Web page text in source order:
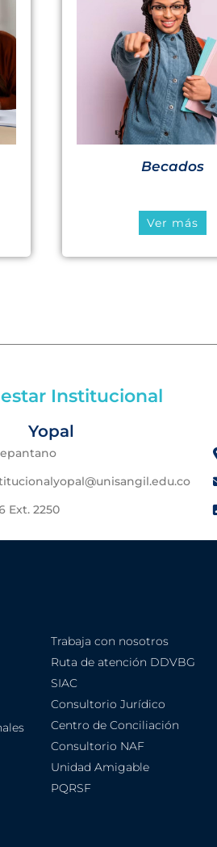
Becados
Ver más
Institucional
Yopal
Ext. 2250
Trabaja con nosotros
Ruta de atención DDVBG
SIAC
Consultorio Jurídico
Centro de Conciliación
Consultorio NAF
Unidad Amigable
PQRSF